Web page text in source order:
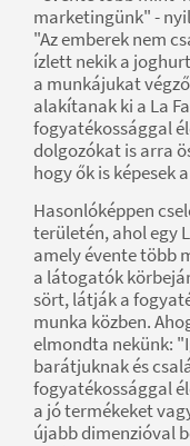
marketingünk" -
"Az emberek nem
ízlett nekik a
a munkájukat
alakítanak ki a La
fogyatékossággal
dolgozókat is arra
hogy ők is képesek
Hasonlóképpen
területén, ahol egy
amely évente több
a látogatók
sört, látják a
munka közben.
elmondta nekünk:
barátjuknak és
fogyatékossággal
a jó termékeket
újabb dimenzióval